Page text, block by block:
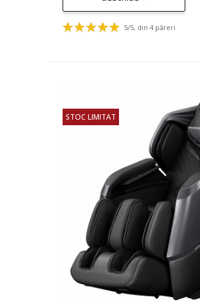
5/5, din 4 păreri
STOC LIMITAT